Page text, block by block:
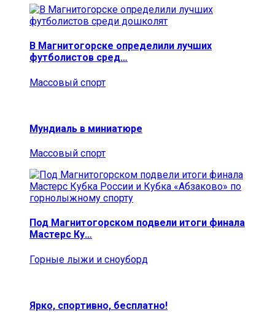
В Магнитогорске определили лучших
футболистов сред…
Массовый спорт
Мундиаль в миниатюре
Массовый спорт
Под Магнитогорском подвели итоги финала
Мастерс Ку…
Горные лыжи и сноуборд
Ярко, спортивно, бесплатно!